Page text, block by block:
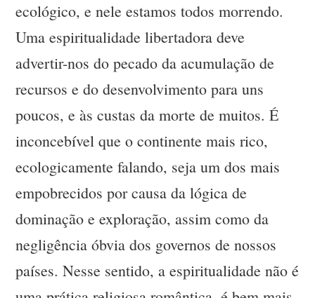
ecológico, e nele estamos todos morrendo.
Uma espiritualidade libertadora deve
advertir-nos do pecado da acumulação de
recursos e do desenvolvimento para uns
poucos, e às custas da morte de muitos. É
inconcebível que o continente mais rico,
ecologicamente falando, seja um dos mais
empobrecidos por causa da lógica de
dominação e exploração, assim como da
negligência óbvia dos governos de nossos
países. Nesse sentido, a espiritualidade não é